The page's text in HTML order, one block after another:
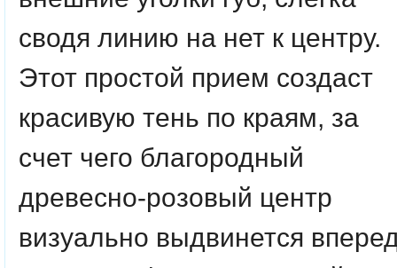
сводя линию на нет к центру.
Этот простой прием создаст
красивую тень по краям, за
счет чего благородный
древесно-розовый центр
визуально выдвинется